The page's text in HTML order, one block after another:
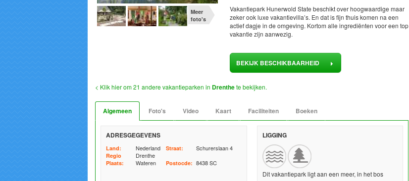
Meer
foto's
Vakantiepark Hunerwold State beschikt over hoogwaardige maar
zeker ook luxe vakantievilla’s. En dat is fijn thuis komen na een
actief dagje in de omgeving. Kortom alle ingrediënten voor een top
vakantie zijn aanwezig.
BEKIJK BESCHIKBAARHEID
< Klik hier om 21 andere vakantieparken in Drenthete bekijken.
Algemeen Foto's Video Kaart Faciliteiten Boeken
ADRESGEGEVENS
Land: Nederland Straat: Schurerslaan 4
Regio Drenthe
Plaats: Wateren Postocde: 8438 SC
LIGGING
Dit vakantiepark ligt aan een meer, in het bos